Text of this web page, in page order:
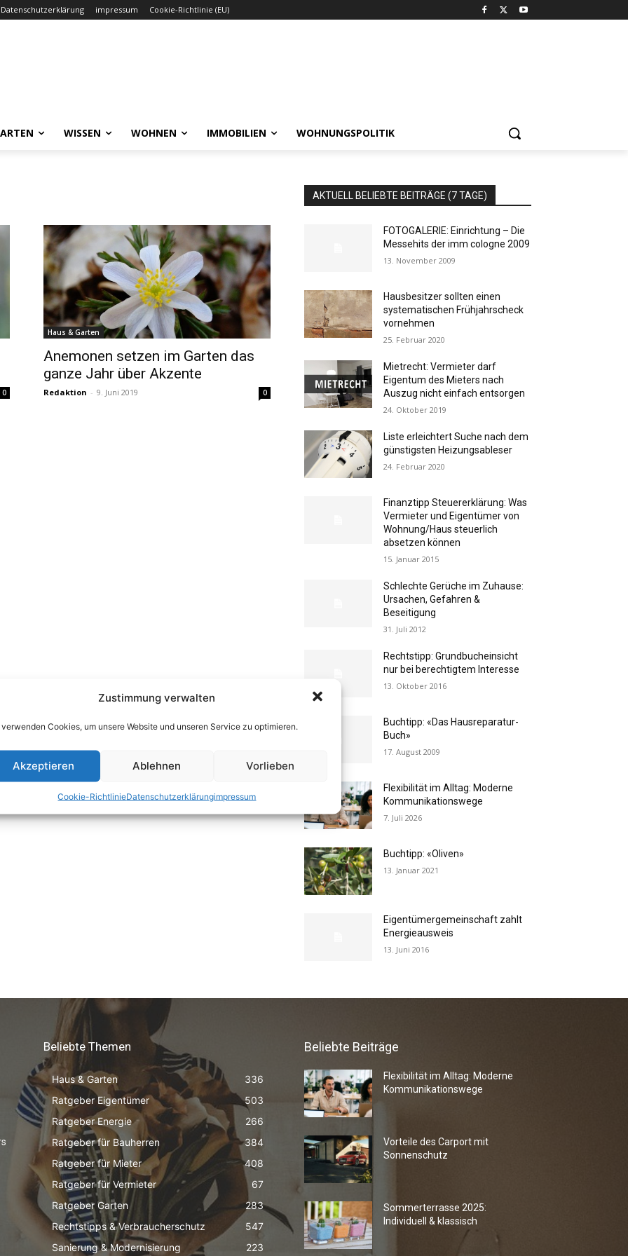
Zustimmung verwalten
verwenden Cookies, um unsere Website und unseren Service zu optimieren.
Akzeptieren Ablehnen Vorlieben
Cookie-RichtlinieDatenschutzerklärungimpressum
Datenschutzerklärung impressum Cookie-Richtlinie (EU)
WISSEN WOHNEN IMMOBILIEN WOHNUNGSPOLITIK
0
Haus & Garten
Anemonen setzen im Garten das
ganze Jahr über Akzente
Redaktion - 9. Juni 2019 0
AKTUELL BELIEBTE BEITRÄGE (7 TAGE)
FOTOGALERIE: Einrichtung – Die
Messehits der imm cologne 2009
13. November 2009
Hausbesitzer sollten einen
systematischen Frühjahrscheck
vornehmen
25. Februar 2020
Mietrecht: Vermieter darf
Eigentum des Mieters nach
Auszug nicht einfach entsorgen
24. Oktober 2019
Liste erleichtert Suche nach dem
günstigsten Heizungsableser
24. Februar 2020
Finanztipp Steuererklärung: Was
Vermieter und Eigentümer von
Wohnung/Haus steuerlich
absetzen können
15. Januar 2015
Schlechte Gerüche im Zuhause:
Ursachen, Gefahren &
Beseitigung
31. Juli 2012
Rechtstipp: Grundbucheinsicht
nur bei berechtigtem Interesse
13. Oktober 2016
Buchtipp: «Das Hausreparatur-
Buch»
17. August 2009
Flexibilität im Alltag: Moderne
Kommunikationswege
7. Juli 2026
Buchtipp: «Oliven»
13. Januar 2021
Eigentümergemeinschaft zahlt
Energieausweis
13. Juni 2016
Beliebte Themen
Haus & Garten
336
Ratgeber Eigentümer
503
Ratgeber Energie
266
Ratgeber für Bauherren
384
Ratgeber für Mieter
408
Ratgeber für Vermieter
67
Ratgeber Garten
283
Rechtstipps & Verbraucherschutz
547
Sanierung & Modernisierung
223
Beliebte Beiträge
Flexibilität im Alltag: Moderne
Kommunikationswege
Vorteile des Carport mit
Sonnenschutz
Sommerterrasse 2025:
Individuell & klassisch